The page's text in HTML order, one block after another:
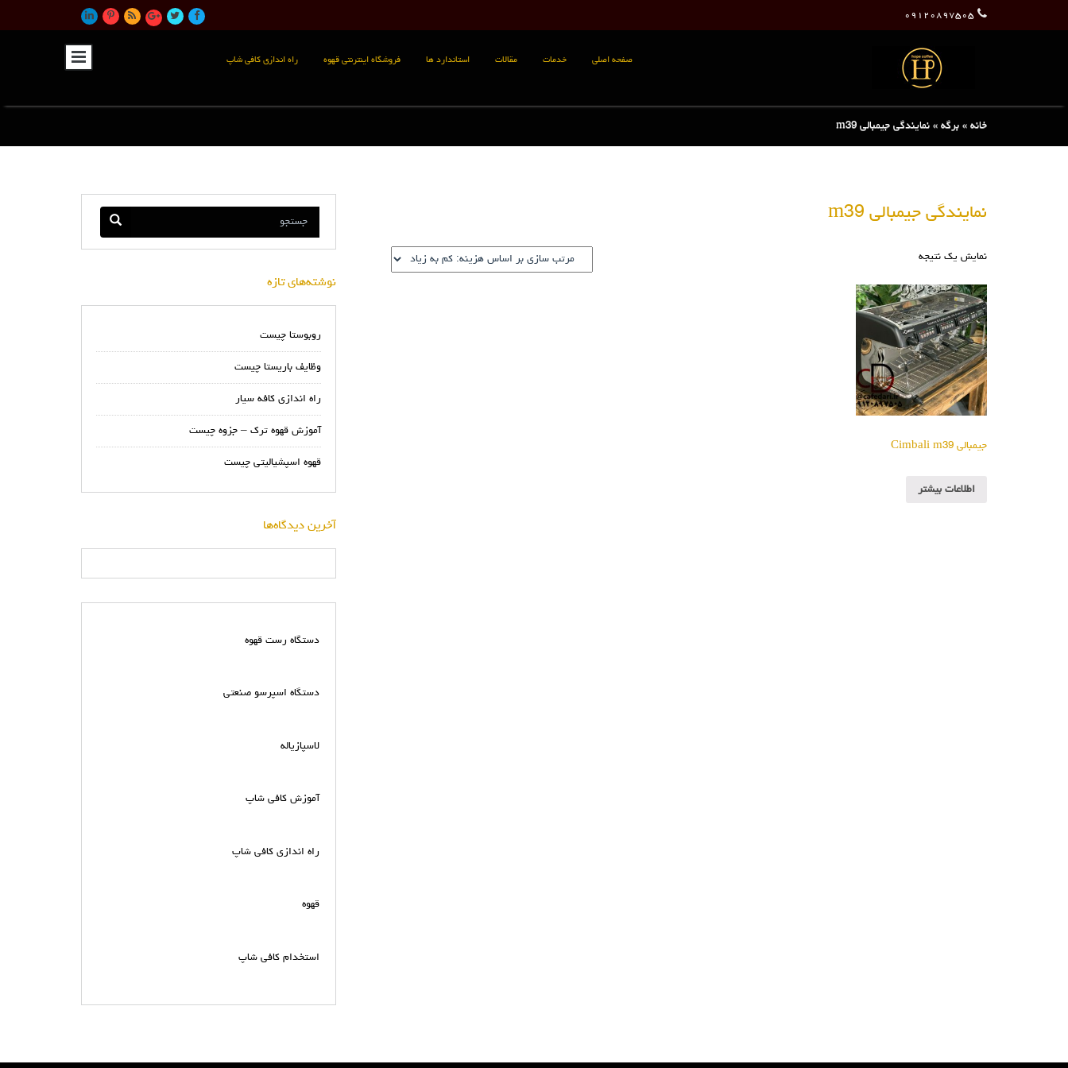
۰۹۱۲۰۸۹۷۵۰۵
صفحه اصلی خدمات مقالات استاندارد ها فروشگاه اینترنتی قهوه راه اندازی کافی شاپ
خانه » برگه » نمایندگی جیمبالی m39
نمایندگی جیمبالی m39
نمایش یک نتیجه
جیمبالی Cimbali m39
اطلاعات بیشتر
نوشته‌های تازه
روبوستا چیست
وظایف باریستا چیست
راه اندازی کافه سیار
آموزش قهوه ترک – جزوه چیست
قهوه اسپشیالیتی چیست
آخرین دیدگاه‌ها
دستگاه رست قهوه
دستگاه اسپرسو صنعتی
لاسپازیاله
آموزش کافی شاپ
راه اندازی کافی شاپ
قهوه
استخدام کافی شاپ